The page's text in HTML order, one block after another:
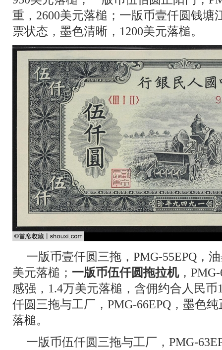
重，2600美元落槌；一版币壹仟圆钱塘
票状态，墨色清晰，1200美元落槌。
一版币壹仟圆三拖，PMG-55EPQ，
美元落槌； 一版币伍仟圆拖拉机，
感强，1.4万美元落槌，含佣约合人民
仟圆三拖与工厂，PMG-66EPQ，墨色
落槌。
一版币伍仟圆三拖与工厂，PMG-